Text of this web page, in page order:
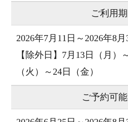
ご利用
2026年7月11日～2026年8月
【除外日】7月13日（月）
（火）～24日（金）
ご予約可